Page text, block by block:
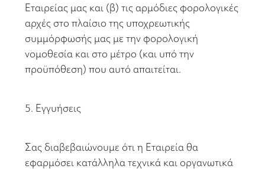
Εταιρείας μας και (β) τις αρμόδιες φορολογικές
αρχές στο πλαίσιο της υποχρεωτικής
συμμόρφωσής μας με την φορολογική
νομοθεσία και στο μέτρο (και υπό την
προϋπόθεση) που αυτό απαιτείται.
5. Εγγυήσεις
Σας διαβεβαιώνουμε ότι η Εταιρεία θα
εφαρμόσει κατάλληλα τεχνικά και οργανωτικά